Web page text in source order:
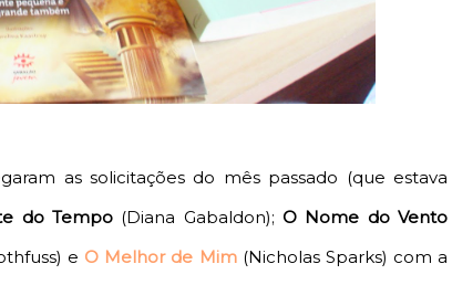
as solicitações do mês passado (que estava
do Tempo (Diana Gabaldon);O Nome do Vento
e O Melhor de Mim(Nicholas Sparks) com a